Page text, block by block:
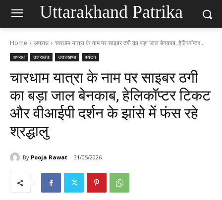
Uttarakhand Patrika
Home अपराध चारधाम यात्रा के नाम पर साइबर ठगी का बड़ा जाल बेनकाब, हेलिकॉप्टर...
अपराध उत्तराखंड उत्तराखण्ड पर्यटन
चारधाम यात्रा के नाम पर साइबर ठगी
का बड़ा जाल बेनकाब, हेलिकॉप्टर टिकट
और वीआईपी दर्शन के झांसे में फंस रहे
श्रद्धालु
By Pooja Rawat 31/05/2026